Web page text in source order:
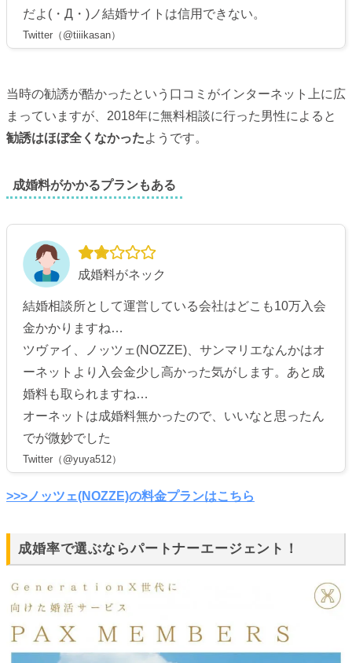
だよ(・Д・)ノ結婚サイトは信用できない。
Twitter（@tiiikasan）
当時の勧誘が酷かったという口コミがインターネット上に広
まっていますが、2018年に無料相談に行った男性によると
勧誘はほぼ全くなかったようです。
成婚料がかかるプランもある
成婚料がネック
結婚相談所として運営している会社はどこも10万入会
金かかりますね…
ツヴァイ、ノッツェ(NOZZE)、サンマリエなんかはオ
ーネットより入会金少し高かった気がします。あと成
婚料も取られますね…
オーネットは成婚料無かったので、いいなと思ったん
でが微妙でした
Twitter（@yuya512）
>>>ノッツェ(NOZZE)の料金プランはこちら
成婚率で選ぶならパートナーエージェント！